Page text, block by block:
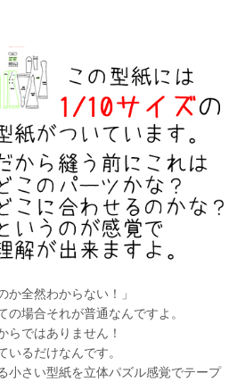
か全然わからない！」
場合それが普通なんですよ。
らではありません！
るだけなんです。
小さい型紙を立体パズル感覚でテープ